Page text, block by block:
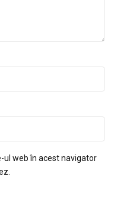
ul web în acest navigator